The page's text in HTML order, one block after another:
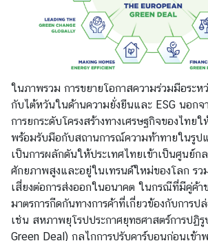
ในภาพรวม การขยายโอกาสความร่วมมือระห
กับไต้หวันในด้านความยั่งยืนและ ESG นอกจ
การยกระดับโครงสร้างทางเศรษฐกิจของไทย
พร้อมรับมือกับสถานการณ์ความท้าทายในรู
เป็นการผลักดันให้ประเทศไทยเข้าเป็นศูนย์ก
ศักยภาพสูงและอยู่ในเทรนด์ใหม่ของโลก รว
เสี่ยงต่อการส่งออกในอนาคต ในกรณีที่มีคู่ค้า
มาตรการกีดกันทางการค้าที่เกี่ยวข้องกับการป
เช่น สหภาพยุโรปประกาศยุทธศาสตร์การปฏิ
Green Deal) กลไกการปรับคาร์บอนก่อนเข้า